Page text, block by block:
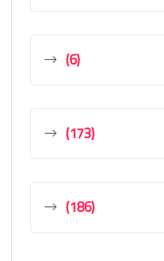
(6)
(173)
(186)